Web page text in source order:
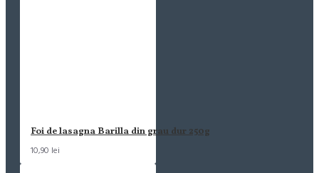
Foi de lasagna Barilla din grau dur 250g
10,90 lei